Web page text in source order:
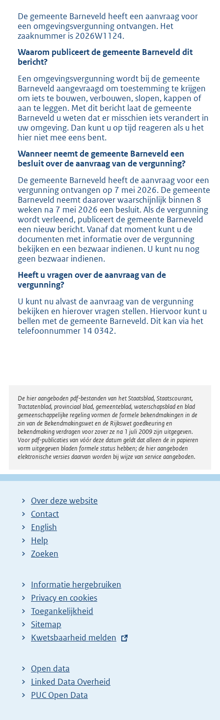
2
9
K
De gemeente Barneveld heeft een aanvraag voor
een omgevingsvergunning ontvangen. Het
zaaknummer is 2026W1124.
Waarom publiceert de gemeente Barneveld dit
bericht?
Een omgevingsvergunning wordt bij de gemeente
Barneveld aangevraagd om toestemming te krijgen
om iets te bouwen, verbouwen, slopen, kappen of
aan te leggen. Met dit bericht laat de gemeente
Barneveld u weten dat er misschien iets verandert in
uw omgeving. Dan kunt u op tijd reageren als u het
hier niet mee eens bent.
Wanneer neemt de gemeente Barneveld een
besluit over de aanvraag van de vergunning?
De gemeente Barneveld heeft de aanvraag voor een
vergunning ontvangen op 7 mei 2026. De gemeente
Barneveld neemt daarover waarschijnlijk binnen 8
weken na 7 mei 2026 een besluit. Als de vergunning
wordt verleend, publiceert de gemeente Barneveld
een nieuw bericht. Vanaf dat moment kunt u de
documenten met informatie over de vergunning
bekijken en een bezwaar indienen. U kunt nu nog
geen bezwaar indienen.
Heeft u vragen over de aanvraag van de
vergunning?
U kunt nu alvast de aanvraag van de vergunning
bekijken en hierover vragen stellen. Hiervoor kunt u
bellen met de gemeente Barneveld. Dit kan via het
telefoonnummer 14 0342.
Disclaimer
De hier aangeboden pdf-bestanden van het Staatsblad, Staatscourant,
Tractatenblad, provinciaal blad, gemeenteblad, waterschapsblad en blad
gemeenschappelijke regeling vormen de formele bekendmakingen in de
zin van de Bekendmakingswet en de Rijkswet goedkeuring en
bekendmaking verdragen voor zover ze na 1 juli 2009 zijn uitgegeven.
Voor pdf-publicaties van vóór deze datum geldt dat alleen de in papieren
vorm uitgegeven bladen formele status hebben; de hier aangeboden
elektronische versies daarvan worden bij wijze van service aangeboden.
Over deze website
Contact
English
Help
Zoeken
Informatie hergebruiken
Privacy en cookies
Toegankelijkheid
Sitemap
E
t
e
r
Kwetsbaarheid melden
Open data
Linked Data Overheid
PUC Open Data